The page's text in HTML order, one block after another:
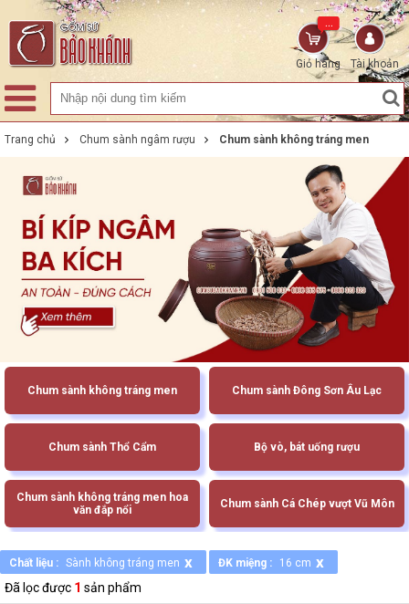
Tài khoản
Giỏ hàng
...
Trang chủ Chum sành ngâm rượu Chum sành không tráng men
Chum sành không tráng men Chum sành Đông Sơn Âu Lạc
Chum sành Thổ Cẩm Bộ vò, bát uống rượu
Chum sành không tráng men hoa
văn đắp nổi
Chum sành Cá Chép vượt Vũ Môn
Chất liệu : Sành không tráng men x ĐK miệng : 16 cm x
Đã lọc được 1 sản phẩm